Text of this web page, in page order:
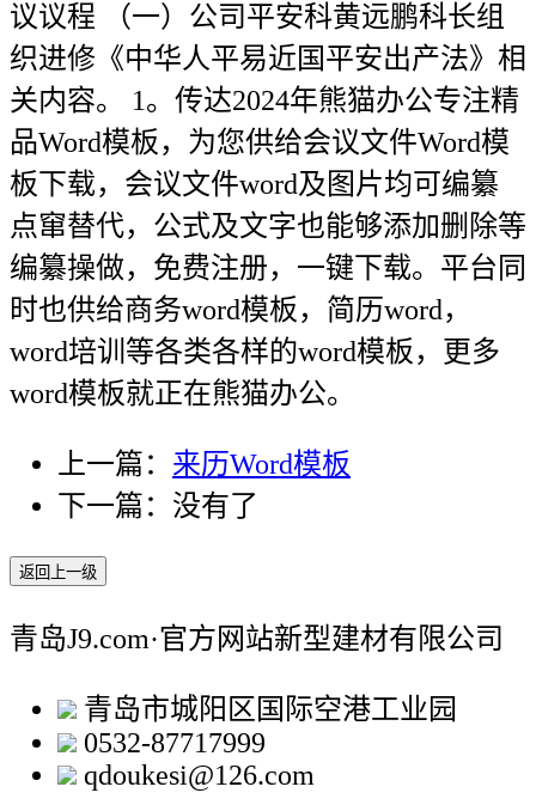
议议程 （一）公司平安科黄远鹏科长组
织进修《中华人平易近国平安出产法》相
关内容。 1。传达2024年熊猫办公专注精
品Word模板，为您供给会议文件Word模
板下载，会议文件word及图片均可编纂
点窜替代，公式及文字也能够添加删除等
编纂操做，免费注册，一键下载。平台同
时也供给商务word模板，简历word，
word培训等各类各样的word模板，更多
word模板就正在熊猫办公。
上一篇： 来历Word模板
下一篇：没有了
返回上一级
青岛J9.com·官方网站新型建材有限公司
青岛市城阳区国际空港工业园
0532-87717999
qdoukesi@126.com